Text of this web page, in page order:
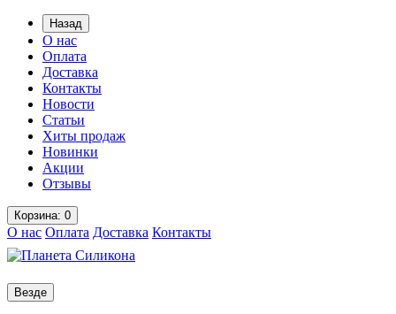
Назад
О нас
Оплата
Доставка
Контакты
Новости
Статьи
Хиты продаж
Новинки
Акции
Отзывы
Корзина: 0
О нас Оплата Доставка Контакты
Везде